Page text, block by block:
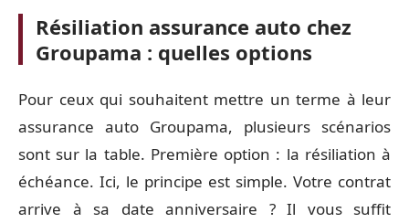
Résiliation assurance auto chez
Groupama : quelles options
Pour ceux qui souhaitent mettre un terme à leur
assurance auto Groupama, plusieurs scénarios
sont sur la table. Première option : la résiliation à
échéance. Ici, le principe est simple. Votre contrat
arrive à sa date anniversaire ? Il vous suffit